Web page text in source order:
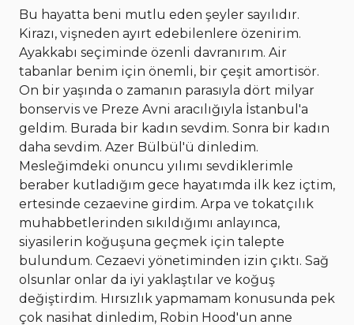
Bu hayatta beni mutlu eden şeyler sayılıdır.
Kirazı, vişneden ayırt edebilenlere özenirim.
Ayakkabı seçiminde özenli davranırım. Air
tabanlar benim için önemli, bir çeşit amortisör.
On bir yaşında o zamanın parasıyla dört milyar
bonservis ve Preze Avni aracılığıyla İstanbul'a
geldim. Burada bir kadın sevdim. Sonra bir kadın
daha sevdim. Azer Bülbül'ü dinledim.
Mesleğimdeki onuncu yılımı sevdiklerimle
beraber kutladığım gece hayatımda ilk kez içtim,
ertesinde cezaevine girdim. Arpa ve tokatçılık
muhabbetlerinden sıkıldığımı anlayınca,
siyasilerin koğuşuna geçmek için talepte
bulundum. Cezaevi yönetiminden izin çıktı. Sağ
olsunlar onlar da iyi yaklaştılar ve koğuş
değiştirdim. Hırsızlık yapmamam konusunda pek
çok nasihat dinledim, Robin Hood'un anne